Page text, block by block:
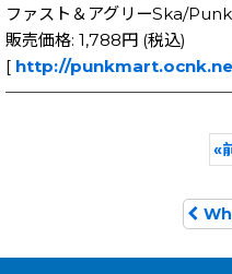
ファスト＆アグリーSka/Punk
販売価格: 1,788円 (税込)
[ http://
«